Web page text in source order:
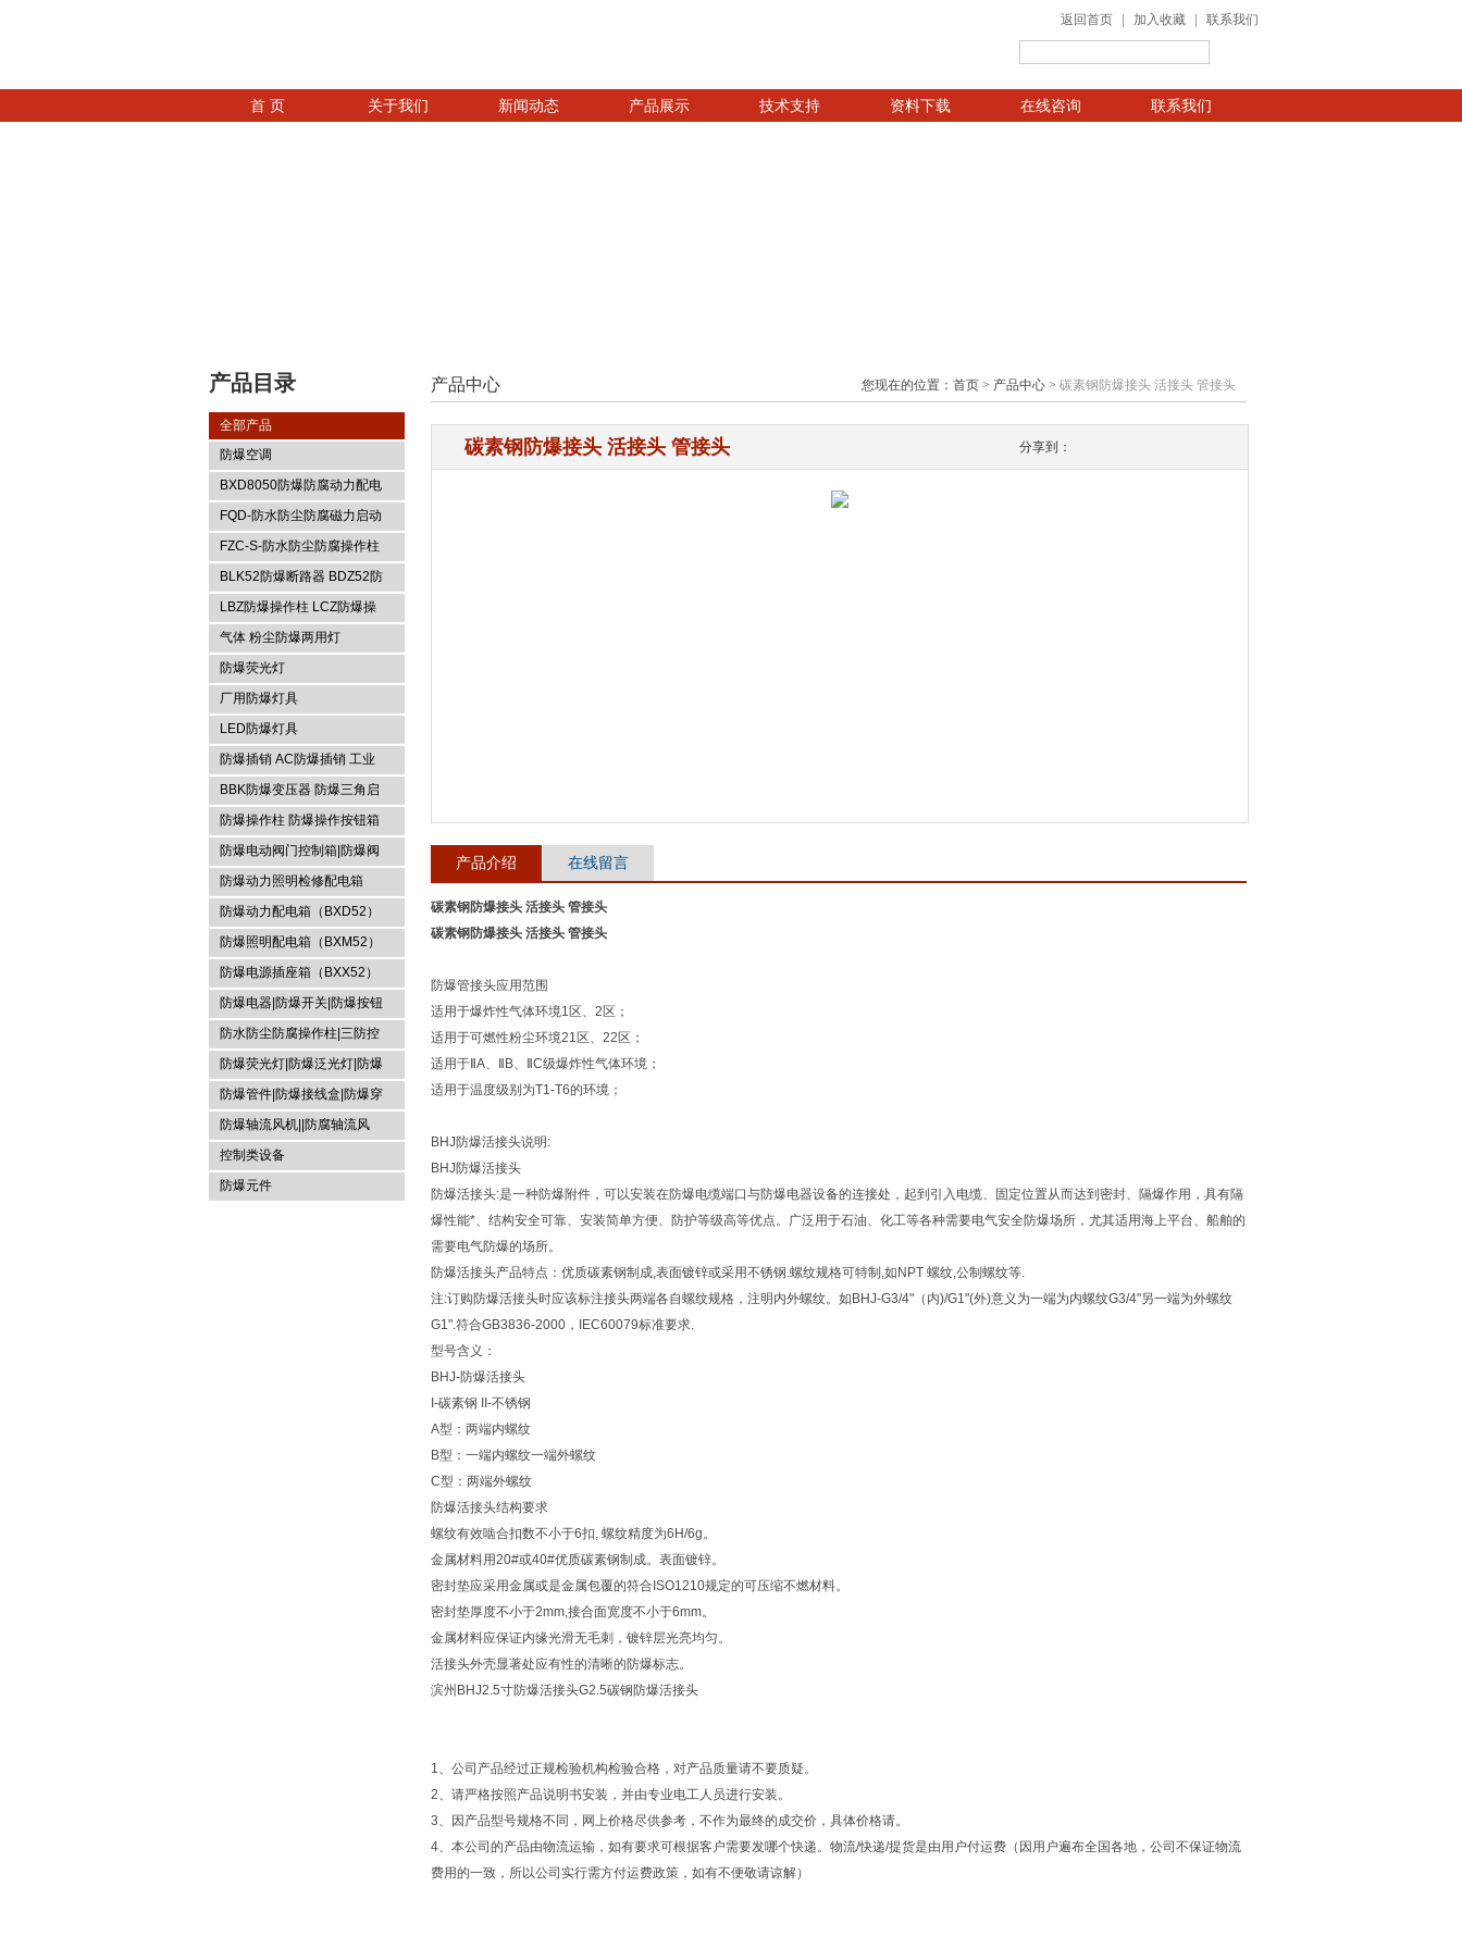
浙江依客思电气有限公司
返回首页 加入收藏 联系我们
首 页 关于我们 新闻动态 产品展示 技术支持 资料下载 在线咨询 联系我们
产品目录
全部产品
防爆空调
BXD8050防爆防腐动力配电
箱
FQD-防水防尘防腐磁力启动
器
FZC-S-防水防尘防腐操作柱
FXK-S防水防尘防腐控制箱
BLK52防爆断路器 BDZ52防
爆断路器
LBZ防爆操作柱 LCZ防爆操
作柱
气体 粉尘防爆两用灯
防爆荧光灯
厂用防爆灯具
LED防爆灯具
防爆插销 AC防爆插销 工业
插座 防爆防腐插销装置
BBK防爆变压器 防爆三角启
动器 防爆控制箱
防爆操作柱 防爆操作按钮箱
防爆主令控制器
防爆电动阀门控制箱|防爆阀
门箱
防爆动力照明检修配电箱
防爆动力配电箱（BXD52）
防爆照明配电箱（BXM52）
防爆电源插座箱（BXX52）
防爆电器|防爆开关|防爆按钮
防水防尘防腐操作柱|三防控
制箱|
防爆荧光灯|防爆泛光灯|防爆
投光灯▏防爆应急灯
防爆管件|防爆接线盒|防爆穿
线盒|防爆活接头|防爆挠性管
防爆轴流风机||防腐轴流风
机|防爆排风扇
控制类设备
防爆元件
产品中心 您现在的位置： 首页 > 产品中心 > 碳素钢防爆接头 活接头 管接头
碳素钢防爆接头 活接头 管接头 分享到：
产品介绍 在线留言
碳素钢防爆接头 活接头 管接头
碳素钢防爆接头 活接头 管接头
防爆管接头应用范围
适用于爆炸性气体环境1区、2区；
适用于可燃性粉尘环境21区、22区；
适用于ⅡA、ⅡB、ⅡC级爆炸性气体环境；
适用于温度级别为T1-T6的环境；
BHJ防爆活接头说明:
BHJ防爆活接头
防爆活接头:是一种防爆附件，可以安装在防爆电缆端口与防爆电器设备的连接处，起到引入电缆、固定位置从而达到密封、隔爆作用，具有隔
爆性能*、结构安全可靠、安装简单方便、防护等级高等优点。广泛用于石油、化工等各种需要电气安全防爆场所，尤其适用海上平台、船舶的
需要电气防爆的场所。
防爆活接头产品特点：优质碳素钢制成,表面镀锌或采用不锈钢.螺纹规格可特制,如NPT 螺纹,公制螺纹等.
注:订购防爆活接头时应该标注接头两端各自螺纹规格，注明内外螺纹。如BHJ-G3/4"（内)/G1"(外)意义为一端为内螺纹G3/4"另一端为外螺纹
G1".符合GB3836-2000，IEC60079标准要求.
型号含义：
BHJ-防爆活接头
I-碳素钢 II-不锈钢
A型：两端内螺纹
B型：一端内螺纹一端外螺纹
C型：两端外螺纹
防爆活接头结构要求
螺纹有效啮合扣数不小于6扣, 螺纹精度为6H/6g。
金属材料用20#或40#优质碳素钢制成。表面镀锌。
密封垫应采用金属或是金属包覆的符合ISO1210规定的可压缩不燃材料。
密封垫厚度不小于2mm,接合面宽度不小于6mm。
金属材料应保证内缘光滑无毛刺，镀锌层光亮均匀。
活接头外壳显著处应有性的清晰的防爆标志。
滨州BHJ2.5寸防爆活接头G2.5碳钢防爆活接头
1、公司产品经过正规检验机构检验合格，对产品质量请不要质疑。
2、请严格按照产品说明书安装，并由专业电工人员进行安装。
3、因产品型号规格不同，网上价格尽供参考，不作为最终的成交价，具体价格请。
4、本公司的产品由物流运输，如有要求可根据客户需要发哪个快递。物流/快递/提货是由用户付运费（因用户遍布全国各地，公司不保证物流
费用的一致，所以公司实行需方付运费政策，如有不便敬请谅解）